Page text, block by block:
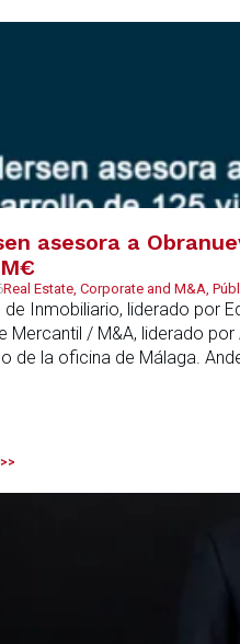
asesora a
Real Estate, Corporate and M&A,
de Inmobiliario, liderado por
Mercantil / M&A, liderado
de la oficina de Málaga.